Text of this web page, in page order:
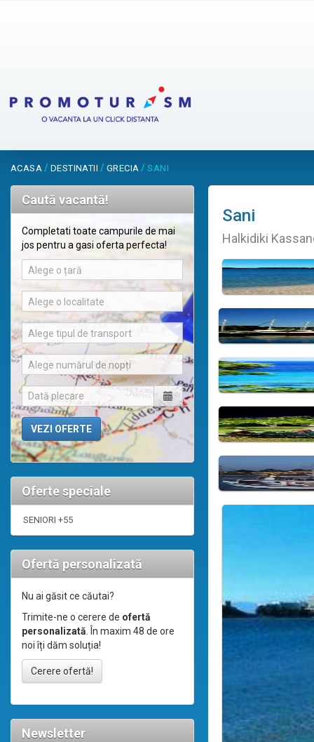
ACASA / DESTINATII / GRECIA /SANI
Caută vacantă!
Completati toate campurile de mai
jos pentru a gasi oferta perfecta!
Alege o țară
Alege o localitate
Alege tipul de transport
Alege numărul de nopți
Oferte speciale
SENIORI +55
Ofertă personalizată
Nu ai găsit ce căutai?
Trimite-ne o cerere de ofertă
personalizată. În maxim 48 de ore
noi îți dăm soluția!
Cerere ofertă!
Newsletter
Sani
Halkidiki